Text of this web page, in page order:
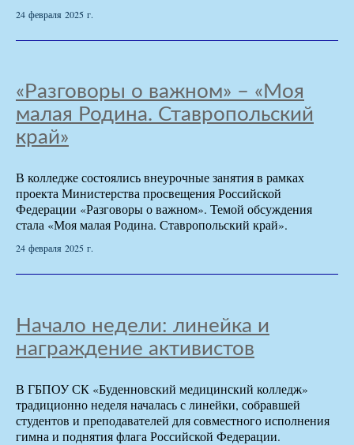
24 февраля 2025 г.
«Разговоры о важном» – «Моя
малая Родина. Ставропольский
край»
В колледже состоялись внеурочные занятия в рамках
проекта Министерства просвещения Российской
Федерации «Разговоры о важном». Темой обсуждения
стала «Моя малая Родина. Ставропольский край».
24 февраля 2025 г.
Начало недели: линейка и
награждение активистов
В ГБПОУ СК «Буденновский медицинский колледж»
традиционно неделя началась с линейки, собравшей
студентов и преподавателей для совместного исполнения
гимна и поднятия флага Российской Федерации.